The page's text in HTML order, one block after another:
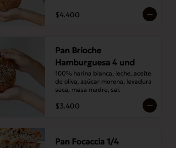
$4.400
Pan Brioche
Hamburguesa 4 und
100% harina blanca, leche, aceite
de oliva, azúcar morena, levadura
seca, masa madre, sal.
$3.400
Pan Focaccia 1/4